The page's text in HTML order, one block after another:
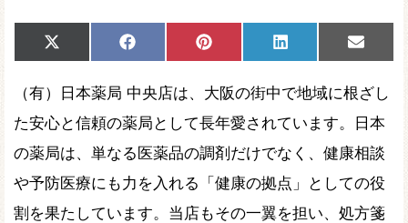
Share
on
X
(Twitter)
Share
on
Facebook Share
on
Pinterest Share
on
LinkedIn
Share
on
Email
（有）日本薬局 中央店は、大阪の街中で地域に根ざし
た安心と信頼の薬局として長年愛されています。日本
の薬局は、単なる医薬品の調剤だけでなく、健康相談
や予防医療にも力を入れる「健康の拠点」としての役
割を果たしています。当店もその一翼を担い、処方箋